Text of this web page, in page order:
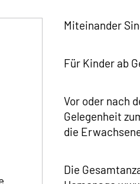
Miteinander
Für Kinder ab
Vor oder nach
Gelegenheit
die
Die